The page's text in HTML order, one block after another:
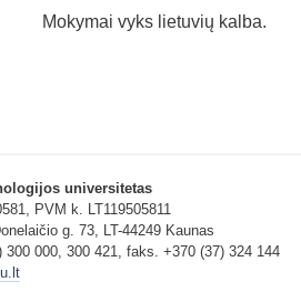
Mokymai vyks lietuvių kalba.
universitetas
PVM k. LT119505811
g. 73, LT-44249 Kaunas
300 000, 300 421, faks. +370 (37) 324 144